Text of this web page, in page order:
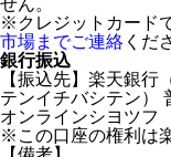
せん。
※クレジットカード
市場までご連絡 くだ
銀行振込
【振込先】楽天銀
テンイチバシテン）
オンラインシヨツフ
※この口座の権利は